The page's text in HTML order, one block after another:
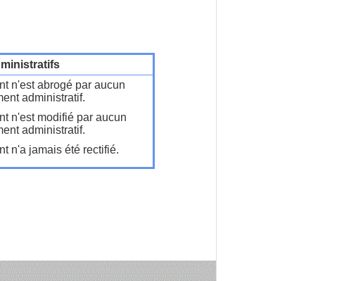
n'est abrogé par aucun
administratif.
n'est modifié par aucun
administratif.
n'a jamais été rectifié.